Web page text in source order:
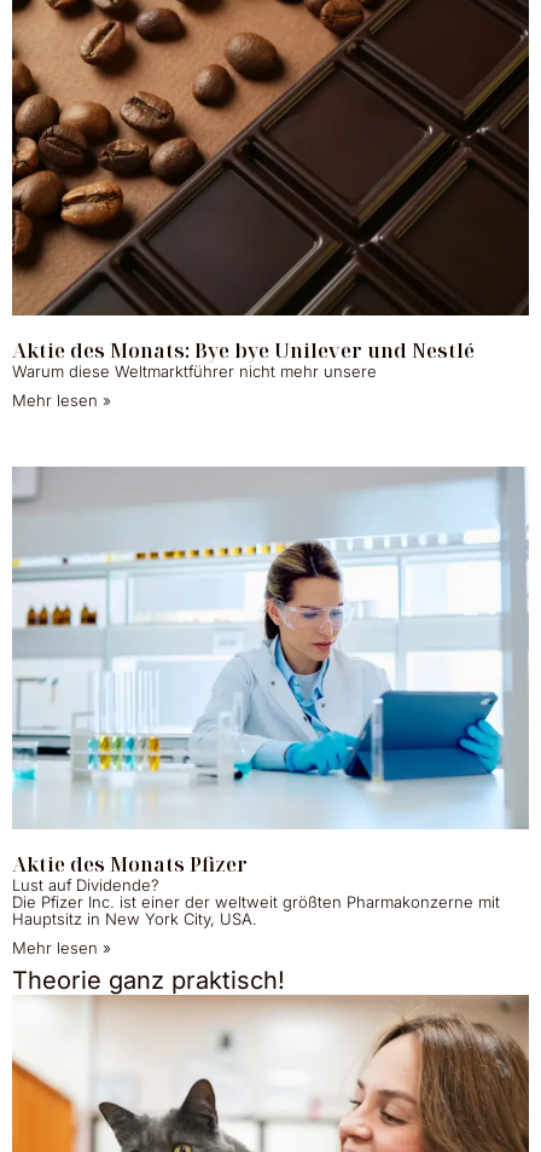
Aktie des Monats: Bye bye Unilever und Nestlé
Warum diese Weltmarktführer nicht mehr unsere
Mehr lesen »
Aktie des Monats Pfizer
Lust auf Dividende?
Die Pfizer Inc. ist einer der weltweit größten Pharmakonzerne mit
Hauptsitz in New York City, USA.
Mehr lesen »
Theorie ganz praktisch!